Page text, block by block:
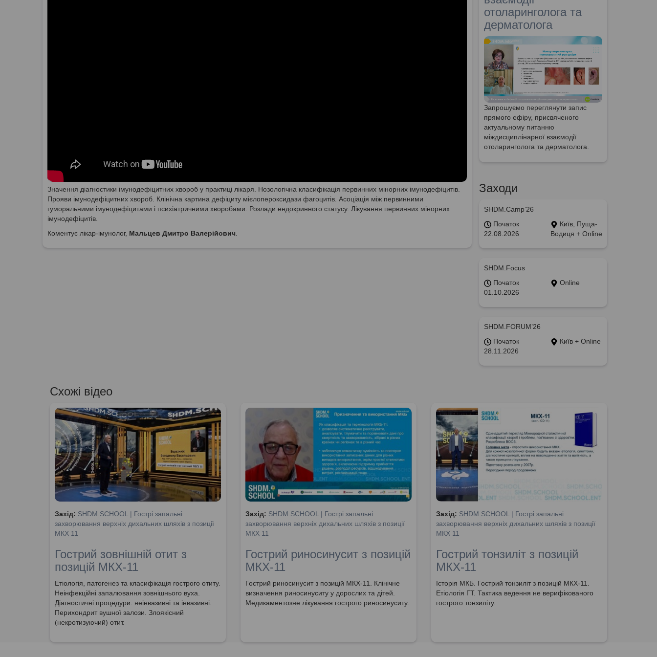
Значення діагностики імунодефіцитних хвороб у практиці лікаря. Нозологічна класифікація первинних мінорних імунодефіцитів.
Прояви імунодефіцитних хвороб. Клінічна картина дефіциту мієлопероксидази фагоцитів. Асоціація між первинними
гуморальними імунодефіцитами і психіатричними хворобами. Розлади ендокринного статусу. Лікування первинних мінорних
імунодефіцитів.
Коментує лікар-імунолог, Мальцев Дмитро Валерійович
отоларинголога та
дерматолога
Запрошуємо переглянути запис
прямого ефіру, присвяченого
актуальному питанню
міждисциплінарної взаємодії
отоларинголога та дерматолога.
Заходи
SHDM.Camp’26
Початок
22.08.2026
Київ, Пуща-
Водиця + Online
SHDM.Focus
Початок
01.10.2026
Online
SHDM.FORUM’26
Початок
28.11.2026
Київ + Online
Схожі відео
Захід: SHDM.SCHOOL | Гострі запальні
захворювання верхніх дихальних шляхів з позиції
МКХ 11
Гострий зовнішній отит з
позицій МКХ-11
Етіологія, патогенез та класифікація гострого отиту.
Неінфекційні запалювання зовнішнього вуха.
Діагностичні процедури: неінвазивні та інвазивні.
Перихондрит вушної залози. Злоякісний
(некротизуючий) отит.
Захід: SHDM.SCHOOL | Гострі запальні
захворювання верхніх дихальних шляхів з позиції
МКХ 11
Гострий риносинусит з позицій
МКХ-11
Гострий риносинусит з позицій МКХ-11. Клінічне
визначення риносинуситу у дорослих та дітей.
Медикаментозне лікування гострого риносинуситу.
Захід: SHDM.SCHOOL | Гострі запальні
захворювання верхніх дихальних шляхів з позиції
МКХ 11
Гострий тонзиліт з позицій
МКХ-11
Історія МКБ. Гострий тонзиліт з позицій МКХ-11.
Етіологія ГТ. Тактика ведення не верифікованого
гострого тонзиліту.